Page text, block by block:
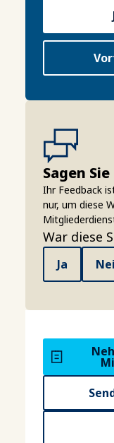
Sagen
Ihr Feedback
nur, um diese
War diese
Ja